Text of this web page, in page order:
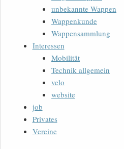
unbekannte Wappen
Wappenkunde
Wappensammlung
Interessen
Mobilität
Technik allgemein
velo
website
job
Privates
Vereine